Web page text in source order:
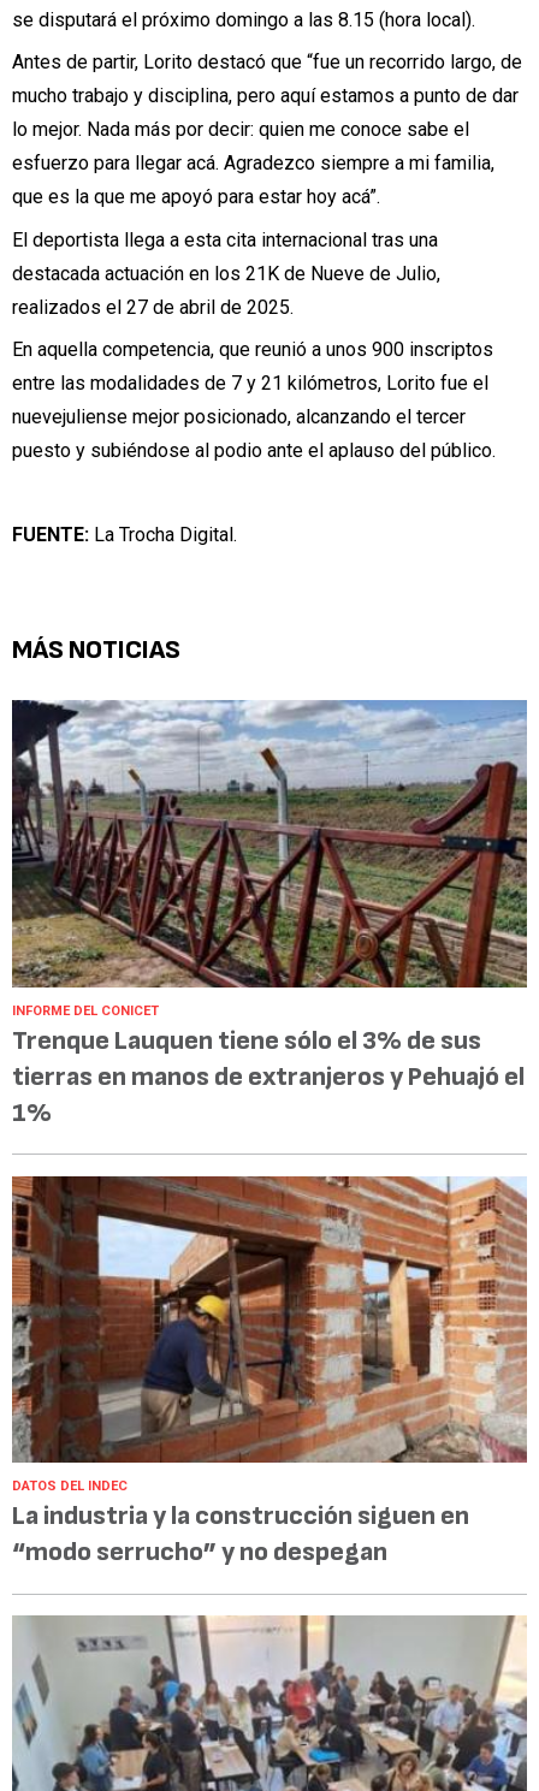
se disputará el próximo domingo a las 8.15 (hora local).
Antes de partir, Lorito destacó que “fue un recorrido largo, de
mucho trabajo y disciplina, pero aquí estamos a punto de dar
lo mejor. Nada más por decir: quien me conoce sabe el
esfuerzo para llegar acá. Agradezco siempre a mi familia,
que es la que me apoyó para estar hoy acá”.
El deportista llega a esta cita internacional tras una
destacada actuación en los 21K de Nueve de Julio,
realizados el 27 de abril de 2025.
En aquella competencia, que reunió a unos 900 inscriptos
entre las modalidades de 7 y 21 kilómetros, Lorito fue el
nuevejuliense mejor posicionado, alcanzando el tercer
puesto y subiéndose al podio ante el aplauso del público.
FUENTE: La Trocha Digital.
MÁS NOTICIAS
INFORME DEL CONICET
Trenque Lauquen tiene sólo el 3% de sus
tierras en manos de extranjeros y Pehuajó el
1%
DATOS DEL INDEC
La industria y la construcción siguen en
“modo serrucho” y no despegan